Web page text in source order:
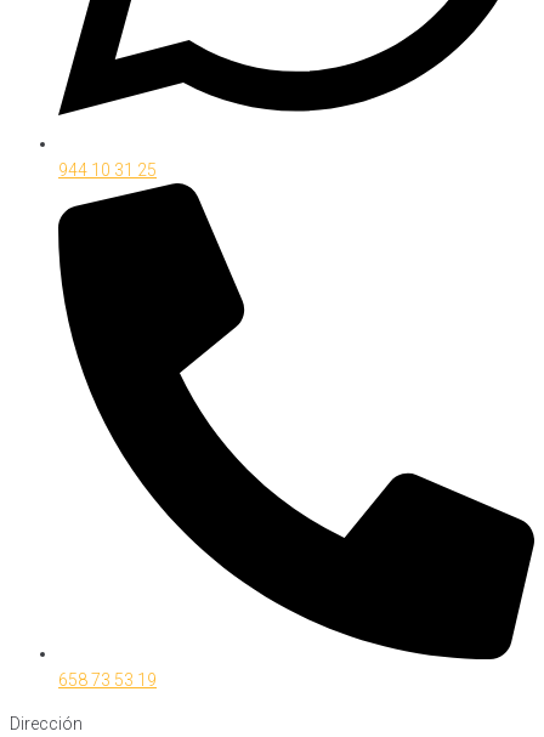
944 10 31 25
658 73 53 19
Dirección